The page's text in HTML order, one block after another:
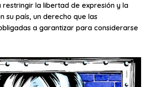
la libertad de expresión y la
su país, un derecho que las
a garantizar para considerarse